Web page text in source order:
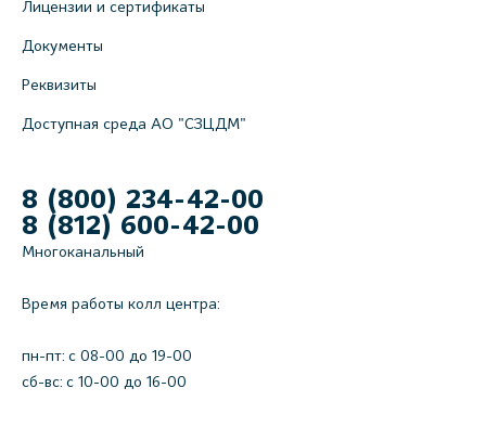
Лицензии и сертификаты
Документы
Реквизиты
Доступная среда АО "СЗЦДМ"
8 (800) 234-42-00
8 (812) 600-42-00
Многоканальный
Время работы колл центра:
пн-пт: c 08-00 до 19-00
сб-вс: с 10-00 до 16-00